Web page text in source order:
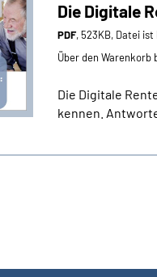
Die Digitale
PDF, 523KB, Datei
Über den Warenkorb
Die Digitale
kennen.